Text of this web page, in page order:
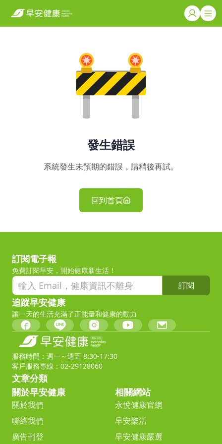
發生錯誤
系統發生未預期的錯誤，請稍後再試。
回到首頁
訂閱電子報
免費訂閱早安，開始健康新生活！
訂閱
追蹤早安健康
讓一天的生活充滿了正能量和健康的動力
服務時間：週一～週五 8:30-17:30
客戶服務專線：02-29128060
文章分類
關於早安健康
關於我們
聯絡我們
廣告刊登
相關網站
永悅健康官網
早安樂活
早安健康嚴選